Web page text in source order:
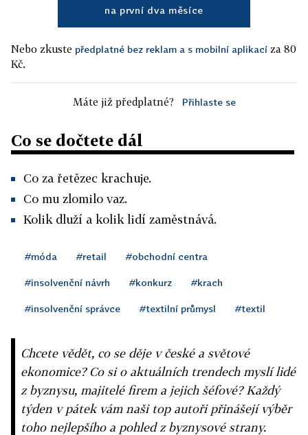
na první dva měsíce
Nebo zkuste předplatné bez reklam a s mobilní aplikací za 80
Kč.
Máte již předplatné? Přihlaste se
Co se dočtete dál
Co za řetězec krachuje.
Co mu zlomilo vaz.
Kolik dluží a kolik lidí zaměstnává.
#móda #retail #obchodní centra
#insolvenční návrh #konkurz #krach
#insolvenční správce #textilní průmysl #textil
Chcete vědět, co se děje v české a světové
ekonomice? Co si o aktuálních trendech myslí lidé
z byznysu, majitelé firem a jejich šéfové? Každý
týden v pátek vám naši top autoři přinášejí výběr
toho nejlepšího a pohled z byznysové strany.